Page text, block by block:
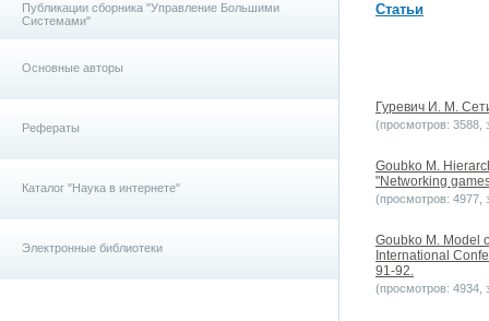
Публикации сборника "Управление Большими
Системами"
Основные авторы
Рефераты
Каталог "Наука в интернете"
Электронные библиотеки
Статьи
Гуревич И. М.
(просмотров: 3588,
Goubko M.
"Networking
(просмотров: 4977,
Goubko M. Model
International
91-92.
(просмотров: 4934,